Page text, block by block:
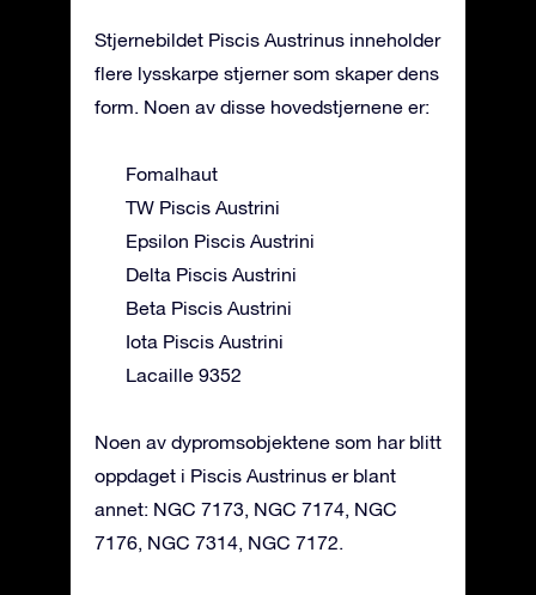
Stjernebildet Piscis Austrinus inneholder
flere lysskarpe stjerner som skaper dens
form. Noen av disse hovedstjernene er:
Fomalhaut
TW Piscis Austrini
Epsilon Piscis Austrini
Delta Piscis Austrini
Beta Piscis Austrini
Iota Piscis Austrini
Lacaille 9352
Noen av dypromsobjektene som har blitt
oppdaget i Piscis Austrinus er blant
annet: NGC 7173, NGC 7174, NGC
7176, NGC 7314, NGC 7172.